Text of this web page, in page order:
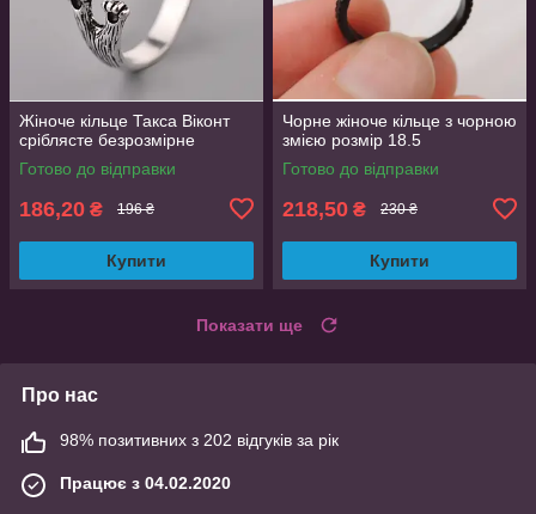
Жіноче кільце Такса Віконт
сріблясте безрозмірне
Готово до відправки
186,20 ₴ 196 ₴
Купити
Чорне жіноче кільце з чорною
змією розмір 18.5
Готово до відправки
218,50 ₴ 230 ₴
Купити
Показати ще
Про нас
98% позитивних з 202 відгуків за рік
Працює з 04.02.2020